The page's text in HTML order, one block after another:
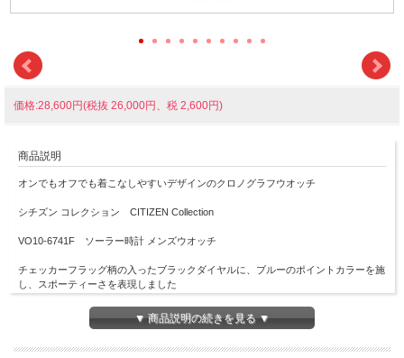
価格:28,600円(税抜 26,000円、税 2,600円)
商品説明
オンでもオフでも着こなしやすいデザインのクロノグラフウオッチ
シチズン コレクション CITIZEN Collection
VO10-6741F ソーラー時計 メンズウオッチ
チェッカーフラッグ柄の入ったブラックダイヤルに、ブルーのポイントカラーを施
し、スポーティーさを表現しました
中留めにはワンプッシュ三つ折式中留めを採用しています
▼ 商品説明の続きを見る ▼